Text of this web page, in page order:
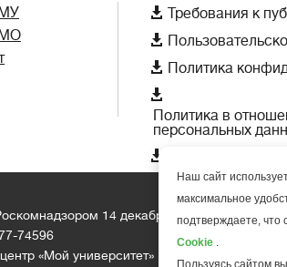
МО
 Требования к

 Политика

Политика в
персональных

14 декабря 2018 года
74596
«Мой университет»
Наш сайт
максимальное
подтверждаете, что
Cookie .
Пользуясь сайтом